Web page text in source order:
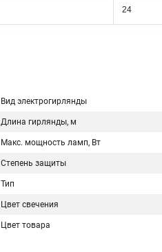
24
Вид электрогирлянды
Длина гирлянды, м
Макс. мощность ламп, Вт
Степень защиты
Тип
Цвет свечения
Цвет товара